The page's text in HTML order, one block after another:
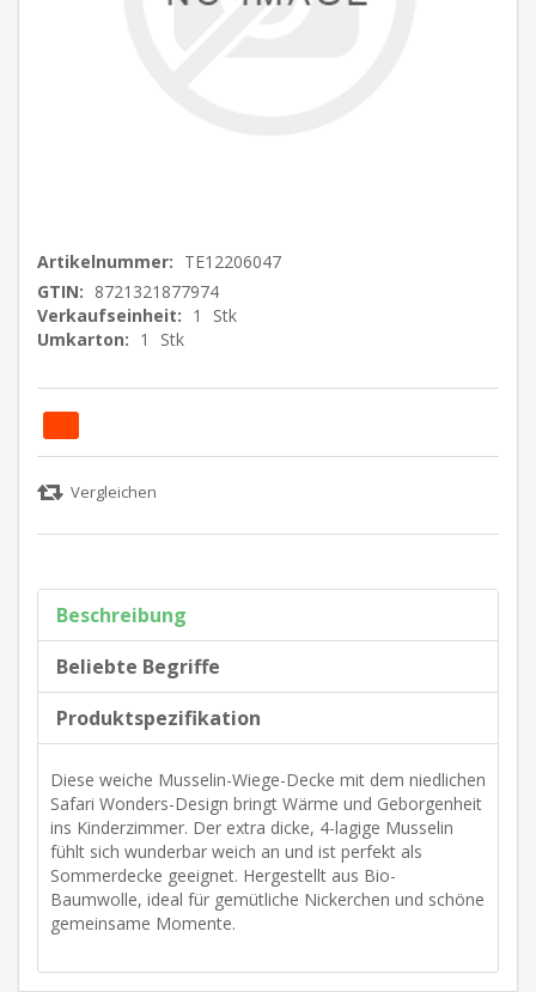
Artikelnummer: TE12206047
GTIN: 8721321877974
Verkaufseinheit: 1
Stk
Umkarton: 1 Stk
Beschreibung
Beliebte Begriffe
Produktspezifikation
Diese weiche Musselin-Wiege-Decke mit dem niedlichen
Safari Wonders-Design bringt Wärme und Geborgenheit
ins Kinderzimmer. Der extra dicke, 4-lagige Musselin
fühlt sich wunderbar weich an und ist perfekt als
Sommerdecke geeignet. Hergestellt aus Bio-
Baumwolle, ideal für gemütliche Nickerchen und schöne
gemeinsame Momente.